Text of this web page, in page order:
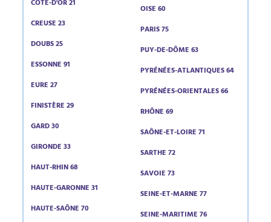
CÔTE-D'OR 21
CREUSE 23
DOUBS 25
ESSONNE 91
EURE 27
FINISTÈRE 29
GARD 30
GIRONDE 33
HAUT-RHIN 68
HAUTE-GARONNE 31
HAUTE-SAÔNE 70
OISE 60
PARIS 75
PUY-DE-DÔME 63
PYRÉNÉES-ATLANTIQUES 64
PYRÉNÉES-ORIENTALES 66
RHÔNE 69
SAÔNE-ET-LOIRE 71
SARTHE 72
SAVOIE 73
SEINE-ET-MARNE 77
SEINE-MARITIME 76